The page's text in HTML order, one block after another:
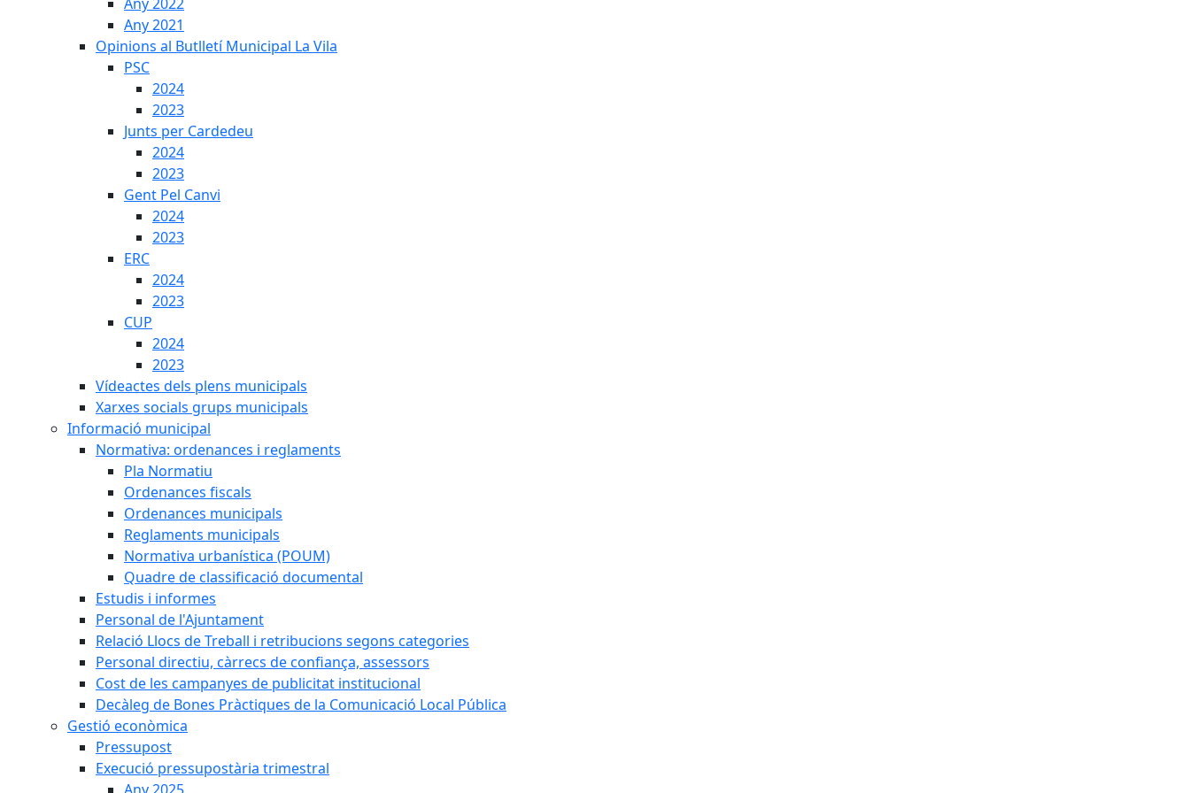
Any 2021
Opinions al Butlletí Municipal La Vila
PSC
2024
2023
Junts per Cardedeu
2024
2023
Gent Pel Canvi
2024
2023
ERC
2024
2023
CUP
2024
2023
Vídeactes dels plens municipals
Xarxes socials grups municipals
Informació municipal
Normativa: ordenances i reglaments
Pla Normatiu
Ordenances fiscals
Ordenances municipals
Reglaments municipals
Normativa urbanística (POUM)
Quadre de classificació documental
Estudis i informes
Personal de l'Ajuntament
Relació Llocs de Treball i retribucions segons categories
Personal directiu, càrrecs de confiança, assessors
Cost de les campanyes de publicitat institucional
Decàleg de Bones Pràctiques de la Comunicació Local Pública
Gestió econòmica
Pressupost
Execució pressupostària trimestral